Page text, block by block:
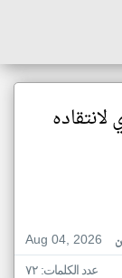
Aug 04, 2026
عدد الكلمات: ٧٢